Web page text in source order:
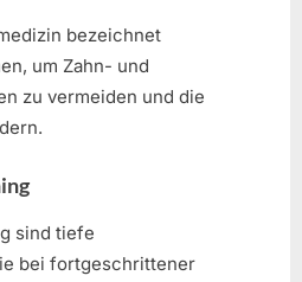
bezeichnet
um Zahn- und
zu vermeiden und die
sind tiefe
bei fortgeschrittener